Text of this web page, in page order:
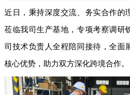
近日，秉持深度交流、务实合作的
莅临我司生产基地，专项考察调研
司技术负责人全程陪同接待，全面
核心优势，助力双方深化跨境合作。